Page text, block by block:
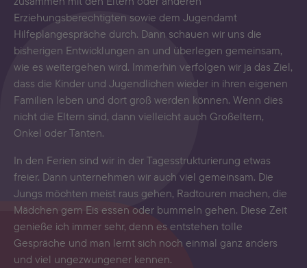
Erziehungsberechtigten sowie dem Jugendamt
Hilfeplangespräche durch. Dann schauen wir uns die
bisherigen Entwicklungen an und überlegen gemeinsam,
wie es weitergehen wird. Immerhin verfolgen wir ja das Ziel,
dass die Kinder und Jugendlichen wieder in ihren eigenen
Familien leben und dort groß werden können. Wenn dies
nicht die Eltern sind, dann vielleicht auch Großeltern,
Onkel oder Tanten.
In den Ferien sind wir in der Tagesstrukturierung etwas
freier. Dann unternehmen wir auch viel gemeinsam. Die
Jungs möchten meist raus gehen, Radtouren machen, die
Mädchen gern Eis essen oder bummeln gehen. Diese Zeit
genieße ich immer sehr, denn es entstehen tolle
Gespräche und man lernt sich noch einmal ganz anders
und viel ungezwungener kennen.